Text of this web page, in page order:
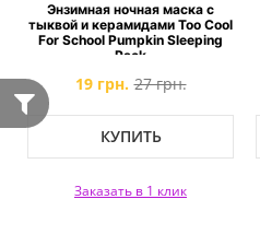
Энзимная ночная маска с
тыквой и керамидами Too Cool
For School Pumpkin Sleeping
Pack
19 грн. 27 грн.
КУПИТЬ
Заказать в 1 клик